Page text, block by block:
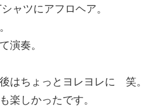
ャツにアフロヘア。
演奏。
はちょっとヨレヨレに 笑。
楽しかったです。